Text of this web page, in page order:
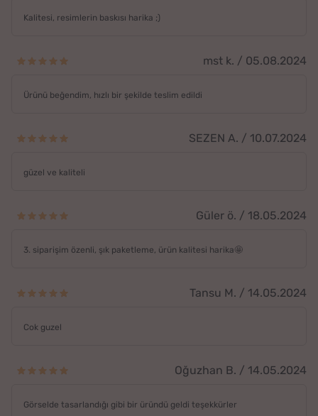
Kalitesi, resimlerin baskısı harika ;)
mst k. / 05.08.2024
Ürünü beğendim, hızlı bir şekilde teslim edildi
SEZEN A. / 10.07.2024
güzel ve kaliteli
Güler ö. / 18.05.2024
3. siparişim özenli, şık paketleme, ürün kalitesi harika🤩
Tansu M. / 14.05.2024
Cok guzel
Oğuzhan B. / 14.05.2024
Görselde tasarlandığı gibi bir üründü geldi teşekkürler